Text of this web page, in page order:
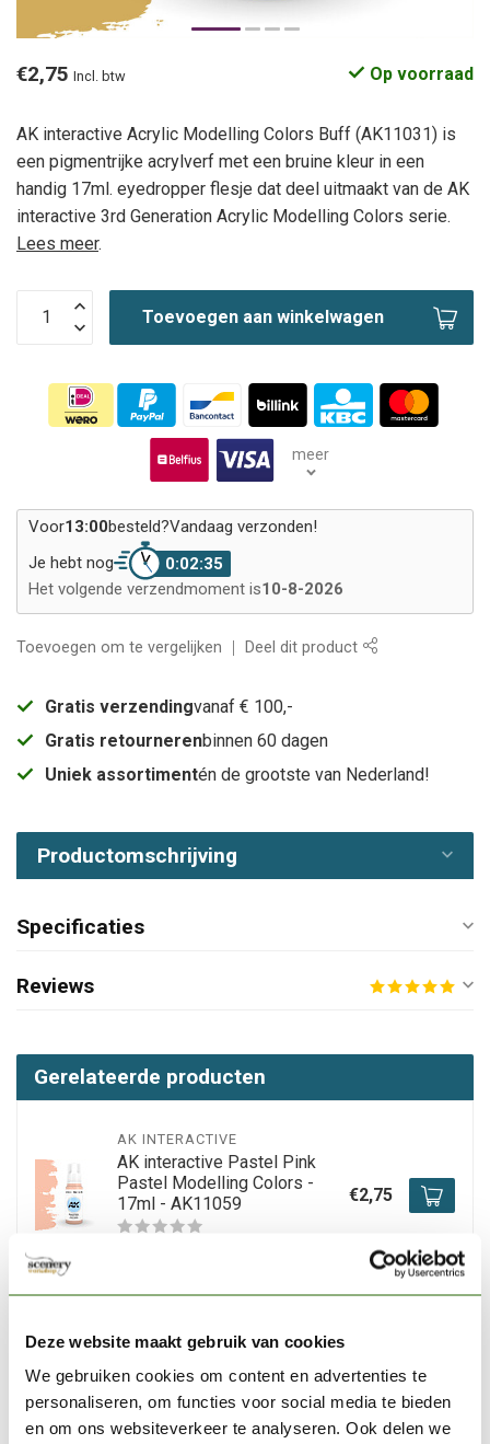
Deze website maakt gebruik van cookies
We gebruiken cookies om content en advertenties te
personaliseren, om functies voor social media te bieden
en om ons websiteverkeer te analyseren. Ook delen we
€2,75 Incl. btw Op voorraad
AK interactive Acrylic Modelling Colors Buff (AK11031) is
een pigmentrijke acrylverf met een bruine kleur in een
handig 17ml. eyedropper flesje dat deel uitmaakt van de AK
interactive 3rd Generation Acrylic Modelling Colors serie.
Lees meer.
Toevoegen aan winkelwagen
meer
Voor13:00besteld?Vandaag verzonden!
Je hebt nog
0:02:35
Het volgende verzendmoment is10-8-2026
Toevoegen om te vergelijken Deel dit product
Gratis verzendingvanaf € 100,-
Gratis retournerenbinnen 60 dagen
Uniek assortimentén de grootste van Nederland!
Productomschrijving
Specificaties
Reviews
Gerelateerde producten
AK INTERACTIVE
AK interactive Pastel Pink
Pastel Modelling Colors -
17ml - AK11059
€2,75
AK interactive Pastel Blue
17ml - AK11168
Op voorraad
€2,75